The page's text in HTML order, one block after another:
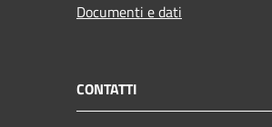
Documenti e dati
CONTATTI